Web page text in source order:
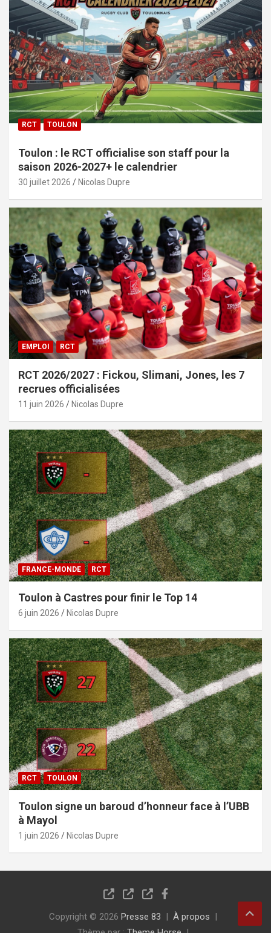
RCT TOULON
Toulon : le RCT officialise son staff pour la
saison 2026-2027+ le calendrier
30 juillet 2026 Nicolas Dupre
EMPLOI RCT
RCT 2026/2027 : Fickou, Slimani, Jones, les 7
recrues officialisées
11 juin 2026 Nicolas Dupre
FRANCE-MONDE RCT
Toulon à Castres pour finir le Top 14
6 juin 2026 Nicolas Dupre
RCT TOULON
Toulon signe un baroud d’honneur face à l’UBB
à Mayol
1 juin 2026 Nicolas Dupre
Copyright © 2026 Presse 83
À propos